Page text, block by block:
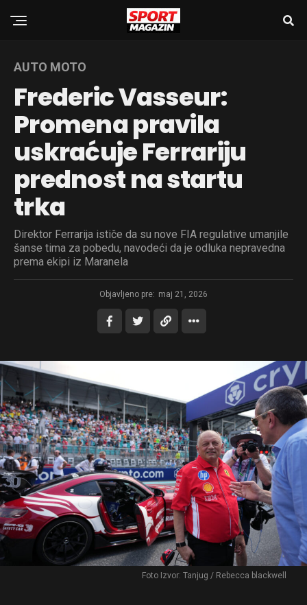
AUTO MOTO
Frederic Vasseur:
Promena pravila
uskraćuje Ferrariju
prednost na startu
trka
Direktor Ferrarija ističe da su nove FIA regulative umanjile
šanse tima za pobedu, navodeći da je odluka nepravedna
prema ekipi iz Maranela
Objavljeno pre: maj 21, 2026
Foto Izvor: Tanjug / Rebecca blackwell